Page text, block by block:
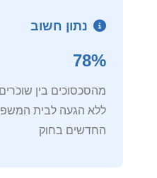
נתון חשוב
78%
מהסכסוכים בין
ללא הגעה לבית
החדשים בחוק